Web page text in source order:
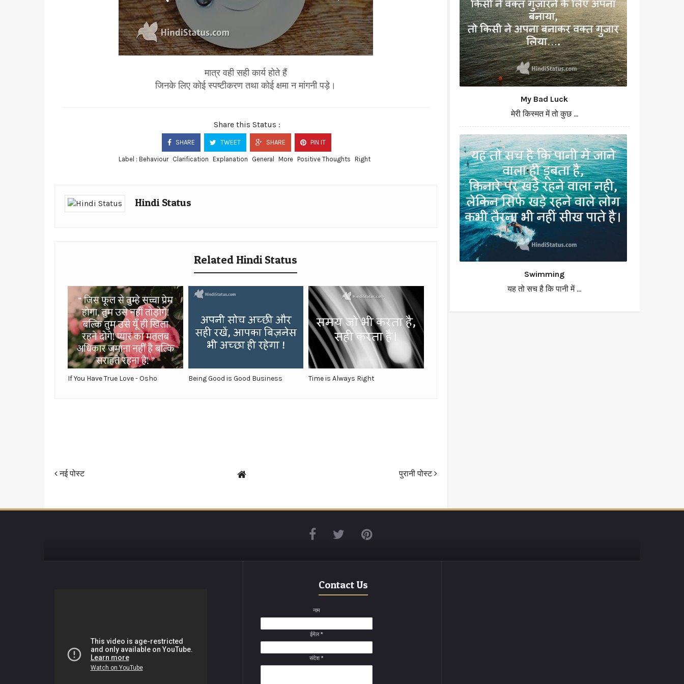
मात्र वही सही कार्य होते हैं
जिनके लिए कोई स्पष्टीकरण तथा कोई क्षमा न मांगनी पड़े।
Share this Status :
SHARE TWEET SHARE PIN IT
Label : Behaviour Clarification Explanation General More Positive Thoughts Right
Hindi Status
Related Hindi Status
If You Have True Love - Osho Being Good is Good Business Time is Always Right
नई पोस्ट पुरानी पोस्ट
My Bad Luck
मेरी किस्मत में तो कुछ ...
Swimming
यह तो सच है कि पानी में ...
Contact Us
नाम
ईमेल*
संदेश*